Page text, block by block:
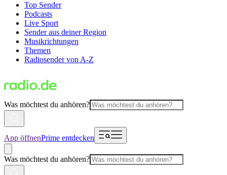
Top Sender
Podcasts
Live Sport
Sender aus deiner Region
Musikrichtungen
Themen
Radiosender von A-Z
Was möchtest du anhören?
App öffnenPrime entdecken
Was möchtest du anhören?